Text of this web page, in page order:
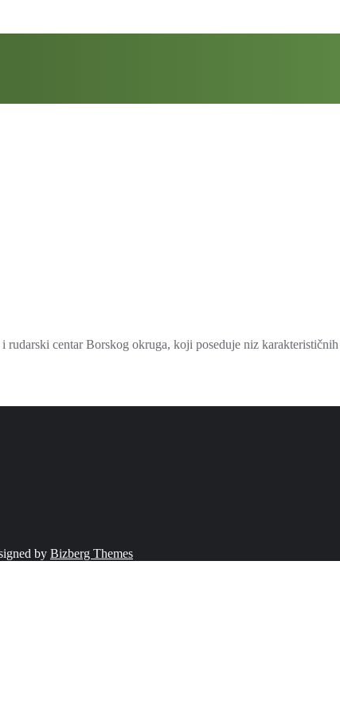
centar Borskog okruga, koji poseduje niz
by Bizberg Themes